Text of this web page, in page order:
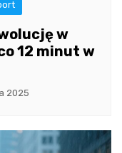
w
12 minut w
2025